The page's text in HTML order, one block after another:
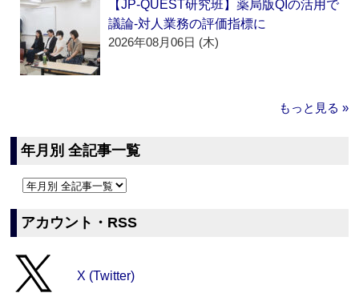
【JP-QUEST研究班】薬局版QIの活用で
議論‐対人業務の評価指標に
2026年08月06日 (木)
もっと見る »
年月別 全記事一覧
アカウント・RSS
X (Twitter)